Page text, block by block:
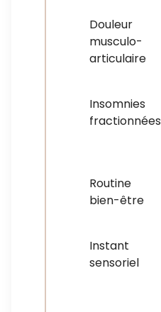
Douleur
musculo-
articulaire
Insomnies
fractionnées
Routine
bien-être
Instant
sensoriel